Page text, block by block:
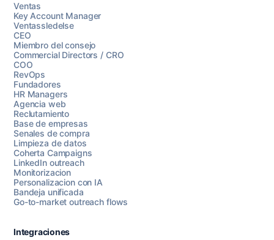
Ventas
Key Account Manager
Ventassledelse
CEO
Miembro del consejo
Commercial Directors / CRO
COO
RevOps
Fundadores
HR Managers
Agencia web
Reclutamiento
Base de empresas
Senales de compra
Limpieza de datos
Coherta Campaigns
LinkedIn outreach
Monitorizacion
Personalizacion con IA
Bandeja unificada
Go-to-market outreach flows
Integraciones